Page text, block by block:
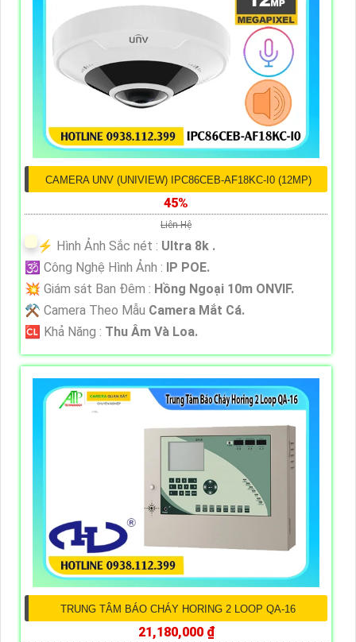
CAMERA UNV (UNIVIEW) IPC86CEB-AF18KC-I0 (12MP)
45%
Liên Hệ
️⚡ Hình Ảnh Sắc nét : Ultra 8k .
🕉️ Công Nghệ Hình Ảnh : IP POE.
💥 Giám sát Ban Đêm : Hồng Ngoại 10m ONVIF.
⚒ Camera Theo Mẫu Camera Mắt Cá.
️🆑 Khả Năng : Thu Âm Và Loa.
TRUNG TÂM BÁO CHÁY HORING 2 LOOP QA-16
21,180,000 ₫